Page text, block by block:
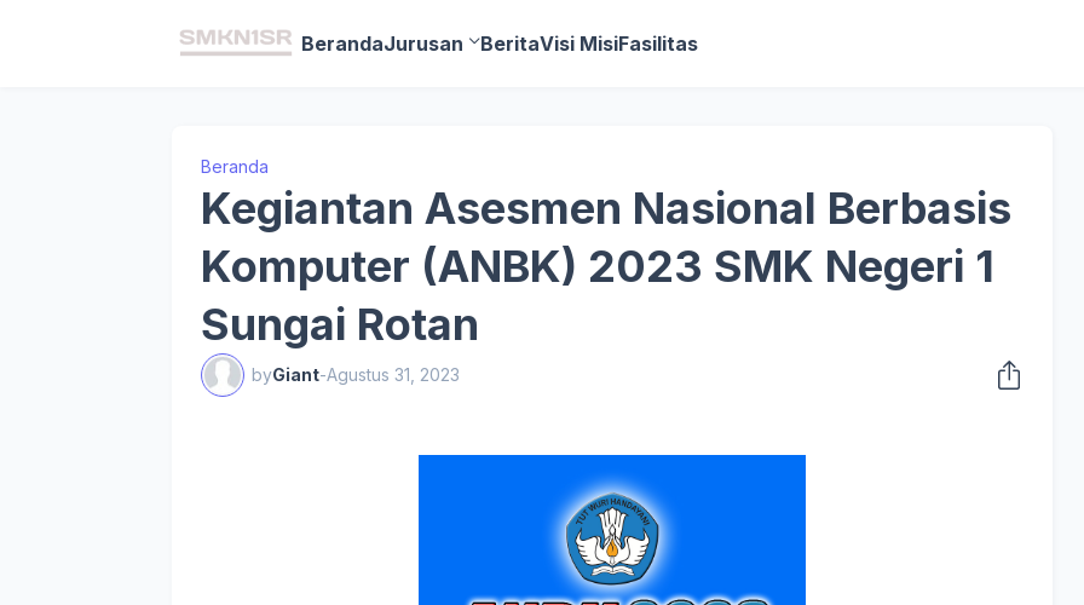
BerandaJurusan BeritaVisi MisiFasilitas
Beranda
Kegiantan Asesmen Nasional Berbasis
Komputer (ANBK) 2023 SMK Negeri 1
Sungai Rotan
byGiant-Agustus 31, 2023